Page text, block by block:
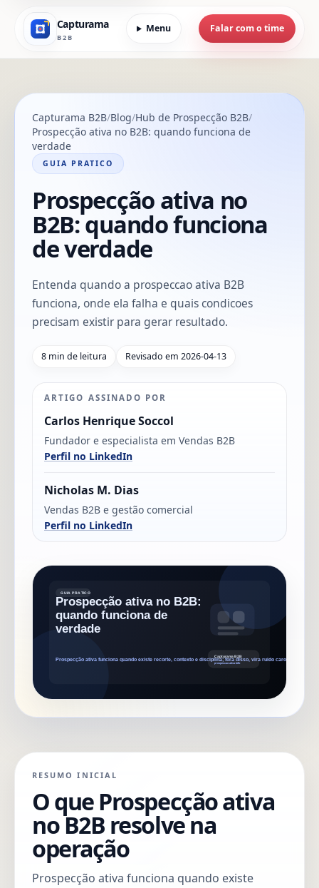
Capturama
B2B
Menu Falar com o time
Capturama B2B Blog Hub de Prospecção B2B
Prospecção ativa no B2B: quando funciona de
verdade
GUIA PRATICO
Prospecção ativa no
B2B: quando funciona
de verdade
Entenda quando a prospeccao ativa B2B
funciona, onde ela falha e quais condicoes
precisam existir para gerar resultado.
8 min de leitura Revisado em 2026-04-13
ARTIGO ASSINADO POR
Carlos Henrique Soccol
Fundador e especialista em Vendas B2B
Perfil no LinkedIn
Nicholas M. Dias
Vendas B2B e gestão comercial
Perfil no LinkedIn
RESUMO INICIAL
O que Prospecção ativa
no B2B resolve na
operação
Prospecção ativa funciona quando existe